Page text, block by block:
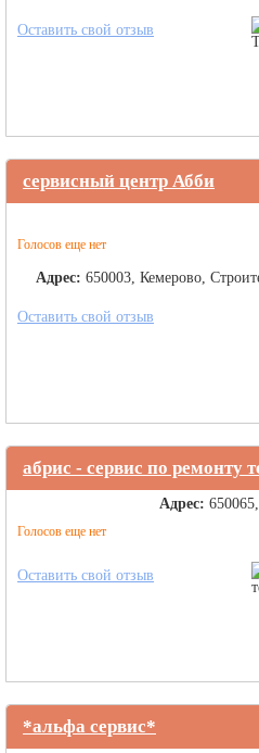
Оставить свой отзыв
сервисный центр Абби
Голосов еще нет
Адрес: 650003, Кемерово,
Оставить свой отзыв
абрис - сервис по ремонту
Голосов еще нет
Адрес:
Оставить свой отзыв
*альфа сервис*